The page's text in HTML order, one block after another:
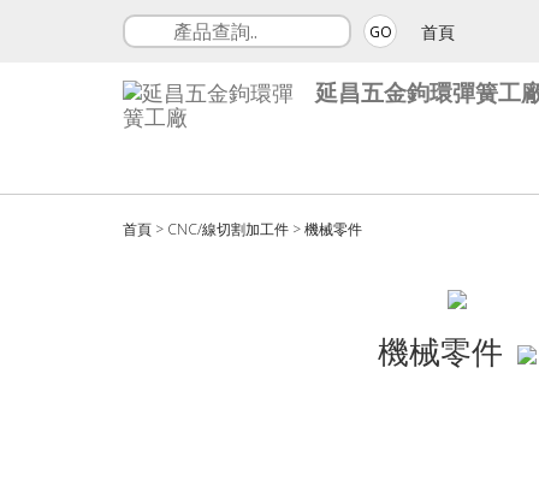
GO 首頁
延昌五金鉤環彈簧工
首頁 > CNC/線切割加工件 >機械零件
機械零件